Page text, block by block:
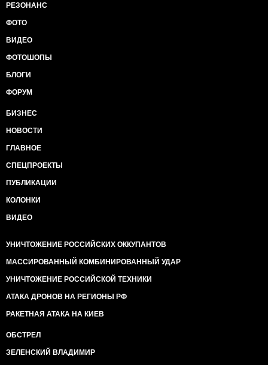
РЕЗОНАНС
ФОТО
ВИДЕО
ФОТОШОПЫ
БЛОГИ
ФОРУМ
БИЗНЕС
НОВОСТИ
ГЛАВНОЕ
СПЕЦПРОЕКТЫ
ПУБЛИКАЦИИ
КОЛОНКИ
ВИДЕО
УНИЧТОЖЕНИЕ РОССИЙСКИХ ОККУПАНТОВ
МАССИРОВАННЫЙ КОМБИНИРОВАННЫЙ УДАР
УНИЧТОЖЕНИЕ РОССИЙСКОЙ ТЕХНИКИ
АТАКА ДРОНОВ НА РЕГИОНЫ РФ
РАКЕТНАЯ АТАКА НА КИЕВ
ОБСТРЕЛ
ЗЕЛЕНСКИЙ ВЛАДИМИР